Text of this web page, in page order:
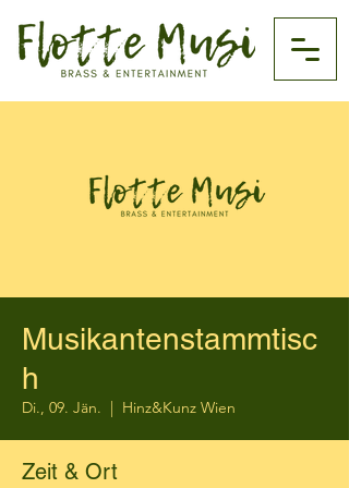
Musikantenstammtisc
h
Di., 09. Jän.
  |
Hinz&Kunz Wien
Zeit & Ort